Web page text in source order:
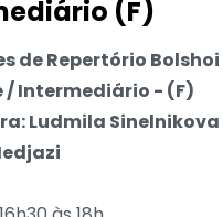
(F)
de Repertório
/ Intermediário - (F)
Ludmila